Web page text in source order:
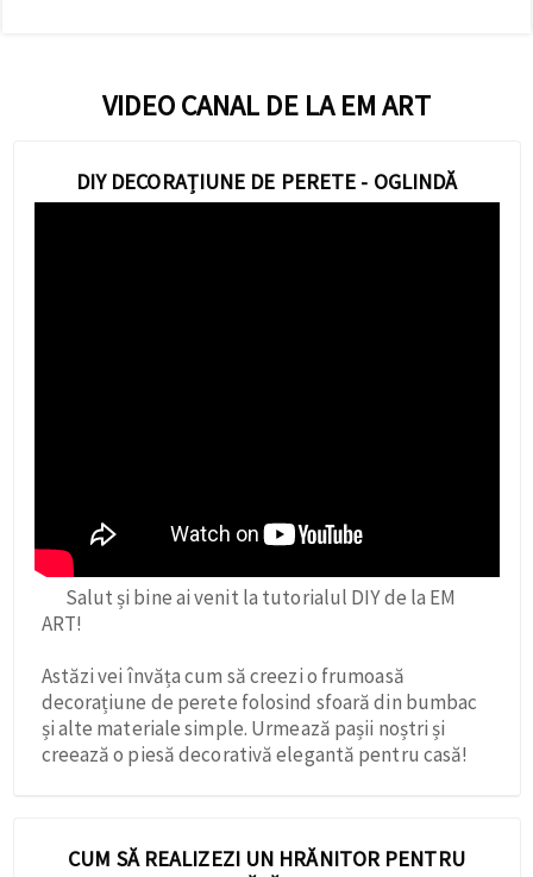
VIDEO CANAL DE LA EM ART
DIY DECORAȚIUNE DE PERETE - OGLINDĂ
Salut și bine ai venit la tutorialul DIY de la EM
ART!
Astăzi vei învăța cum să creezi o frumoasă
decorațiune de perete folosind sfoară din bumbac
și alte materiale simple. Urmează pașii noștri și
creează o piesă decorativă elegantă pentru casă!
CUM SĂ REALIZEZI UN HRĂNITOR PENTRU